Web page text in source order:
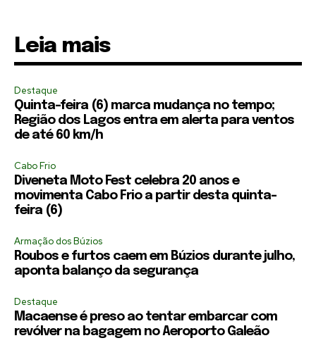
Leia mais
Destaque
Quinta-feira (6) marca mudança no tempo;
Região dos Lagos entra em alerta para ventos
de até 60 km/h
Cabo Frio
Diveneta Moto Fest celebra 20 anos e
movimenta Cabo Frio a partir desta quinta-
feira (6)
Armação dos Búzios
Roubos e furtos caem em Búzios durante julho,
aponta balanço da segurança
Destaque
Macaense é preso ao tentar embarcar com
revólver na bagagem no Aeroporto Galeão